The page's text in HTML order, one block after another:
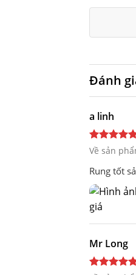
Đánh
a linh
Về sản
Rung tốt
Mr Long